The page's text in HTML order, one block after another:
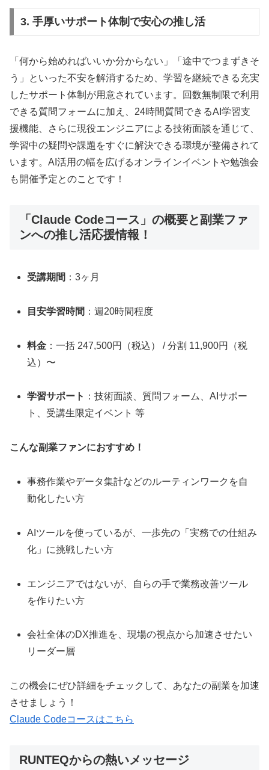
3. 手厚いサポート体制で安心の推し活
「何から始めればいいか分からない」「途中でつまずきそ
う」といった不安を解消するため、学習を継続できる充実
したサポート体制が用意されています。回数無制限で利用
できる質問フォームに加え、24時間質問できるAI学習支
援機能、さらに現役エンジニアによる技術面談を通じて、
学習中の疑問や課題をすぐに解決できる環境が整備されて
います。AI活用の幅を広げるオンラインイベントや勉強会
も開催予定とのことです！
「Claude Codeコース」の概要と副業ファ
ンへの推し活応援情報！
受講期間 ：3ヶ月
目安学習時間 ：週20時間程度
料金 ：一括 247,500円（税込） / 分割 11,900円（税
込）〜
学習サポート ：技術面談、質問フォーム、AIサポー
ト、受講生限定イベント 等
こんな副業ファンにおすすめ！
事務作業やデータ集計などのルーティンワークを自
動化したい方
AIツールを使っているが、一歩先の「実務での仕組み
化」に挑戦したい方
エンジニアではないが、自らの手で業務改善ツール
を作りたい方
会社全体のDX推進を、現場の視点から加速させたい
リーダー層
この機会にぜひ詳細をチェックして、あなたの副業を加速
させましょう！
Claude Codeコースはこちら
RUNTEQからの熱いメッセージ